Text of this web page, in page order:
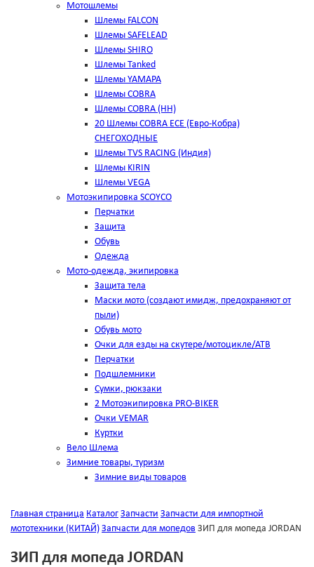
Мотошлемы
Шлемы FALCON
Шлемы SAFELEAD
Шлемы SHIRO
Шлемы Tanked
Шлемы YAMAPA
Шлемы COBRA
Шлемы COBRA (HH)
20 Шлемы COBRA ECE (Евро-Кобра)
СНЕГОХОДНЫЕ
Шлемы TVS RACING (Индия)
Шлемы KIRIN
Шлемы VEGA
Мотоэкипировка SCOYCO
Перчатки
Защита
Обувь
Одежда
Мото-одежда, экипировка
Защита тела
Маски мото (создают имидж, предохраняют от
пыли)
Обувь мото
Очки для езды на скутере/мотоцикле/АТВ
Перчатки
Подшлемники
Сумки, рюкзаки
2 Мотоэкипировка PRO-BIKER
Очки VEMAR
Куртки
Вело Шлема
Зимние товары, туризм
Зимние виды товаров
Главная страница Каталог Запчасти Запчасти для импортной
мототехники (КИТАЙ) Запчасти для мопедов ЗИП для мопеда JORDAN
ЗИП для мопеда JORDAN